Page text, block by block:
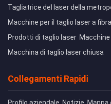
Tagliatrice del laser della
Macchine per il taglio laser a
Prodotti di taglio laser
Macchina di taglio laser chiusa
Collegamenti Rapidi